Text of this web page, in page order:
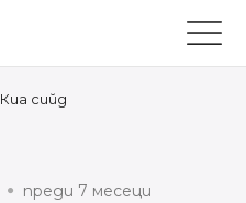
Киа сийд
преди 7 месеци